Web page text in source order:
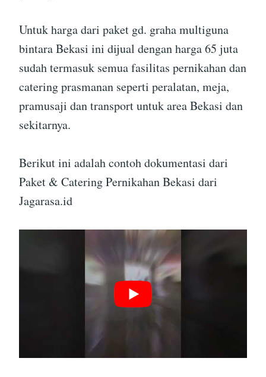
Untuk harga dari paket gd. graha multiguna
bintara Bekasi ini dijual dengan harga 65 juta
sudah termasuk semua fasilitas pernikahan dan
catering prasmanan seperti peralatan, meja,
pramusaji dan transport untuk area Bekasi dan
sekitarnya.
Berikut ini adalah contoh dokumentasi dari
Paket & Catering Pernikahan Bekasi dari
Jagarasa.id